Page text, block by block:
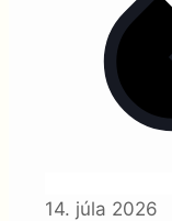
14. júla 2026